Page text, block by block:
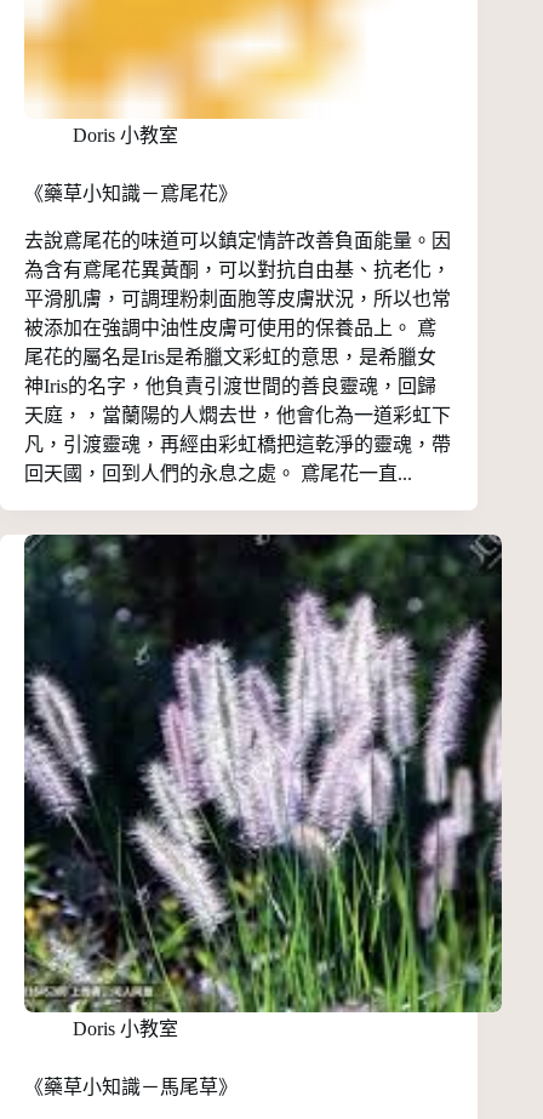
Doris 小教室
《藥草小知識－鳶尾花》
去說鳶尾花的味道可以鎮定情許改善負面能量。因
為含有鳶尾花異黃酮，可以對抗自由基、抗老化，
平滑肌膚，可調理粉刺面胞等皮膚狀況，所以也常
被添加在強調中油性皮膚可使用的保養品上。 鳶
尾花的屬名是Iris是希臘文彩虹的意思，是希臘女
神Iris的名字，他負責引渡世間的善良靈魂，回歸
天庭，，當蘭陽的人燜去世，他會化為一道彩虹下
凡，引渡靈魂，再經由彩虹橋把這乾淨的靈魂，帶
回天國，回到人們的永息之處。 鳶尾花一直...
Doris 小教室
《藥草小知識－馬尾草》